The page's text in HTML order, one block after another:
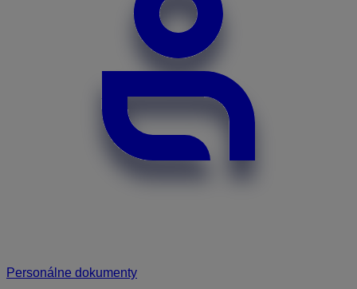
Personálne dokumenty